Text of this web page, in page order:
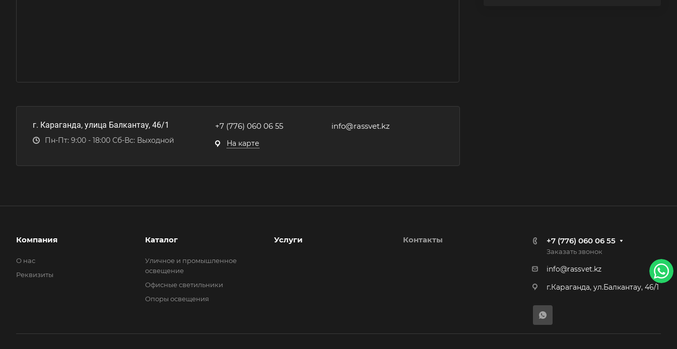
г. Караганда, улица Балкантау, 46/1
Пн-Пт: 9:00 - 18:00 Сб-Вс: Выходной
+7 (776) 060 06 55 info@rassvet.kz
На карте
Компания
О нас
Реквизиты
Каталог
Уличное и промышленное
освещение
Офисные светильники
Опоры освещения
Услуги Контакты +7 (776) 060 06 55
Заказать звонок
info@rassvet.kz
г.Караганда, ул.Балкантау, 46/1